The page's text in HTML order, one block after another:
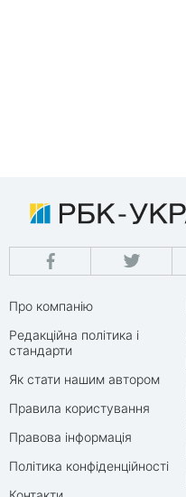
Про компанію
Редакційна політика і
стандарти
Як стати нашим автором
Правила користування
Правова інформація
Політика конфіденційності